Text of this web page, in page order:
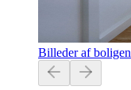
Billeder af boligen